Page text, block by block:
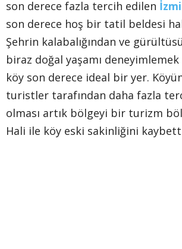
son derece fazla tercih edilen
son derece hoş bir tatil beldesi
Şehrin kalabalığından ve
biraz doğal yaşamı
köy son derece ideal bir yer.
turistler tarafından daha fazla
olması artık bölgeyi bir turizm
Hali ile köy eski sakinliğini